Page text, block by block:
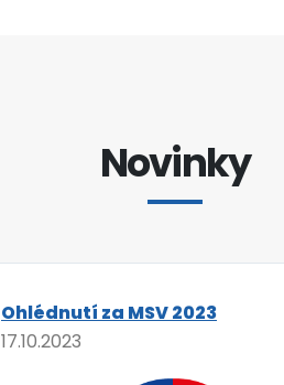
Novinky
Ohlédnutí za MSV 2023
17.10.2023